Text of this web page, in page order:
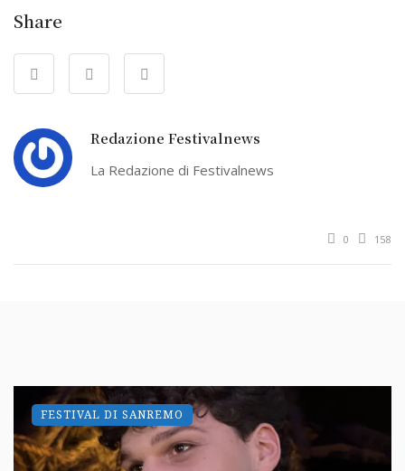
Share
Redazione Festivalnews
La Redazione di Festivalnews
0 158
FESTIVAL DI SANREMO